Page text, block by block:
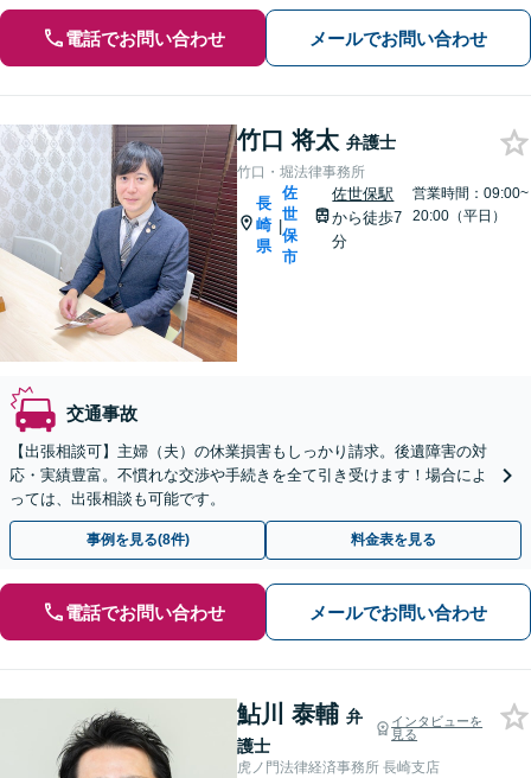
電話でお問い合わせ メールでお問い合わせ
竹口 将太 弁護士
竹口・堀法律事務所
長
崎
県
|
佐
世
保
市
佐世保駅
から徒歩7
分
営業時間：09:00~
20:00（平日）
交通事故
【出張相談可】主婦（夫）の休業損害もしっかり請求。後遺障害の対
応・実績豊富。不慣れな交渉や手続きを全て引き受けます！場合によ
っては、出張相談も可能です。
事例を見る(8件) 料金表を見る
電話でお問い合わせ メールでお問い合わせ
鮎川 泰輔 弁
護士
インタビューを
見る
虎ノ門法律経済事務所 長崎支店